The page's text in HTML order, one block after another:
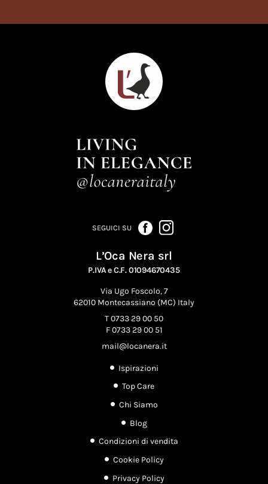
SEGUICI SU
L’Oca Nera srl
P.IVA e C.F. 01094670435
Via Ugo Foscolo, 7
62010 Montecassiano (MC) Italy
T 0733 29 00 50
F 0733 29 00 51
mail@locanera.it
Ispirazioni
Top Care
Chi Siamo
Blog
Condizioni di vendita
Cookie Policy
Privacy Policy